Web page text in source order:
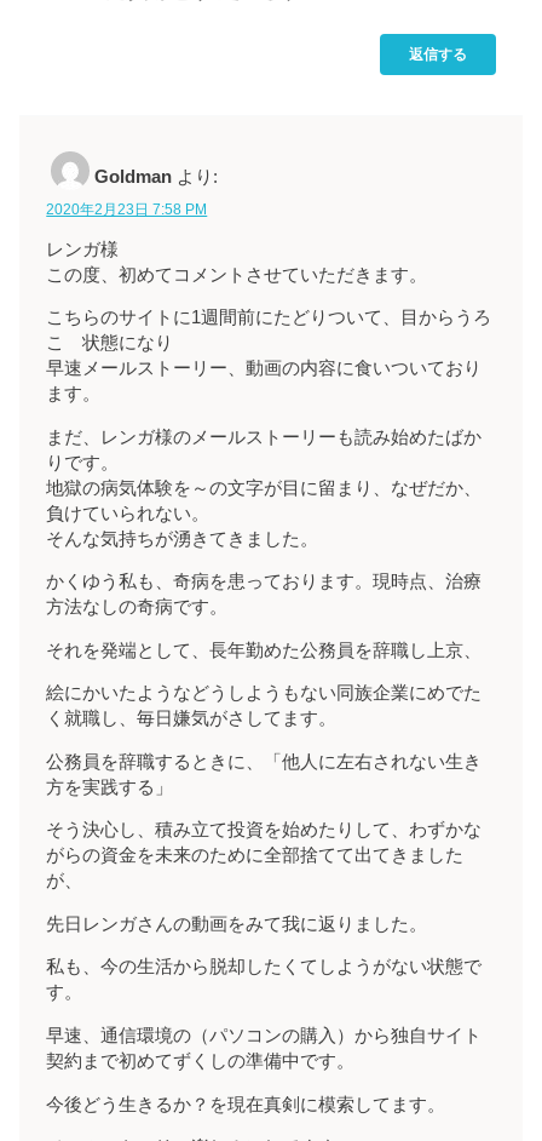
返信する
Goldman より:
2020年2月23日 7:58 PM
レンガ様
この度、初めてコメントさせていただきます。
こちらのサイトに1週間前にたどりついて、目からうろ
こ 状態になり
早速メールストーリー、動画の内容に食いついており
ます。
まだ、レンガ様のメールストーリーも読み始めたばか
りです。
地獄の病気体験を～の文字が目に留まり、なぜだか、
負けていられない。
そんな気持ちが湧きてきました。
かくゆう私も、奇病を患っております。現時点、治療
方法なしの奇病です。
それを発端として、長年勤めた公務員を辞職し上京、
絵にかいたようなどうしようもない同族企業にめでた
く就職し、毎日嫌気がさしてます。
公務員を辞職するときに、「他人に左右されない生き
方を実践する」
そう決心し、積み立て投資を始めたりして、わずかな
がらの資金を未来のために全部捨てて出てきました
が、
先日レンガさんの動画をみて我に返りました。
私も、今の生活から脱却したくてしようがない状態で
す。
早速、通信環境の（パソコンの購入）から独自サイト
契約まで初めてずくしの準備中です。
今後どう生きるか？を現在真剣に模索してます。